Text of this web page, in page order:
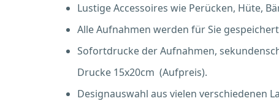
Lustige Accessoires wie Perücken, Hüte,
Alle Aufnahmen werden für Sie
Sofortdrucke der Aufnahmen,
Drucke 15x20cm (Aufpreis).
Designauswahl aus vielen verschiedenen